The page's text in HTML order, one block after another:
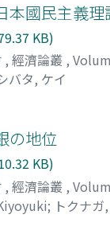
本國民主義
KB)
, 經濟論叢 ,
バタ, ケイ
の地位
KB)
, 經濟論叢 ,
; トクナ